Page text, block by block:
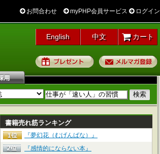
お問合わせ myPHP会員サービス ログイン
English 中文 カート
プレゼント
書籍売れ筋ランキング
『夢幻花（むげんばな）』
『感情的にならない本』